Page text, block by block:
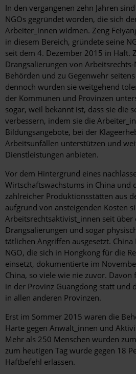
In den vergangenen zehn Jahren
NGOs gegründet worden, die sich
Arbeiter_innen widmen. Zeng
in diesem Bereich, gründete seine
seit dem 4. Dezember 2015 in Haft.
Drangsalierungen von
Behörden und zu Gegenwehr
dennoch wurden sie weitgehend
der Kommunen und Provinzen
sogar, weil bekannt ist, dass sie die
verbessern, indem sie die
Bildungsangebote, bei der
Arbeitsunfällen unterstützen und
Dienstleistungen anbieten.
Vor dem Hintergrund eines
Wirtschaftswachstums in China und
zahlreicher Produktionsstätten aus
aufgrund von ansteigenden Kosten
Arbeitsrechtsaktivist_innen seit über
Drangsalierungen und sogar
tätlichen Angriffen ausgesetzt.
NGO, die sich in Hongkong für die
einsetzt, dokumentierte im
China, so viele wie nie zuvor. Davon
in der Provinz Guangdong statt und
in allen anderen Provinzen.
Erst im Sommer 2015 waren die
Härte gegen Anwält_innen und
Mehr als 250 Menschen wurden
zum heutigen Tag wurde gegen 18
Haftbefehl erlassen.